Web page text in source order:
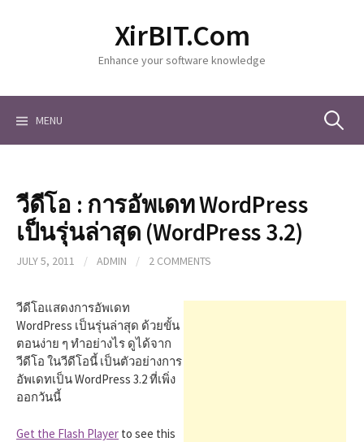
o
XirBIT.Com
Enhance your software knowledge
MENU S
วีดีโอ : การอัพเดท WordPress
เป็นรุ่นล่าสุด (WordPress 3.2)
JULY 5, 2011 / ADMIN / 2 COMMENTS
วีดีโอแสดงการอัพเดท
WordPress เป็นรุ่นล่าสุด ด้วยขั้น
ตอนง่าย ๆ ทำอย่างไร ดูได้จาก
วีดีโอ ในวีดีโอนี้ เป็นตัวอย่างการ
อัพเดทเป็น WordPress 3.2 ที่เพิ่ง
ออกวันนี้
Get the Flash Player to see this